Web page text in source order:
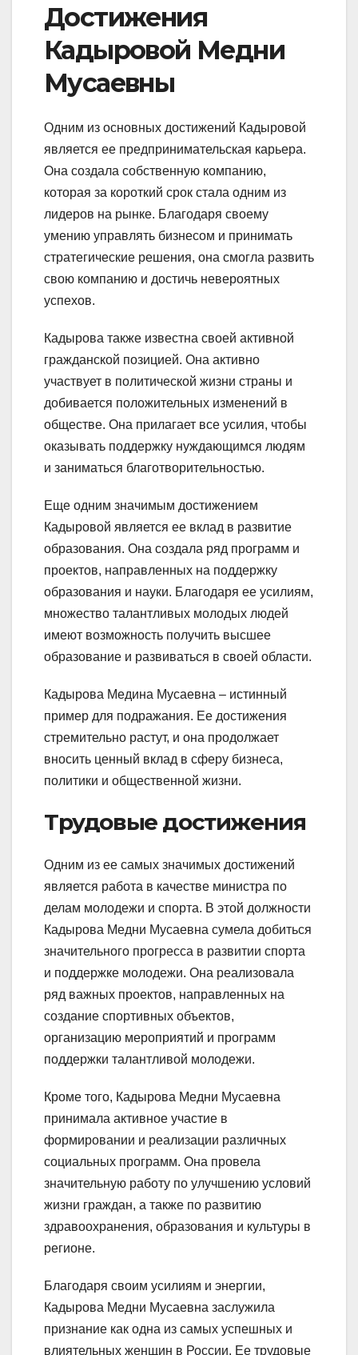
Достижения
Кадыровой Медни
Мусаевны
Одним из основных достижений Кадыровой
является ее предпринимательская карьера.
Она создала собственную компанию,
которая за короткий срок стала одним из
лидеров на рынке. Благодаря своему
умению управлять бизнесом и принимать
стратегические решения, она смогла развить
свою компанию и достичь невероятных
успехов.
Кадырова также известна своей активной
гражданской позицией. Она активно
участвует в политической жизни страны и
добивается положительных изменений в
обществе. Она прилагает все усилия, чтобы
оказывать поддержку нуждающимся людям
и заниматься благотворительностью.
Еще одним значимым достижением
Кадыровой является ее вклад в развитие
образования. Она создала ряд программ и
проектов, направленных на поддержку
образования и науки. Благодаря ее усилиям,
множество талантливых молодых людей
имеют возможность получить высшее
образование и развиваться в своей области.
Кадырова Медина Мусаевна – истинный
пример для подражания. Ее достижения
стремительно растут, и она продолжает
вносить ценный вклад в сферу бизнеса,
политики и общественной жизни.
Трудовые достижения
Одним из ее самых значимых достижений
является работа в качестве министра по
делам молодежи и спорта. В этой должности
Кадырова Медни Мусаевна сумела добиться
значительного прогресса в развитии спорта
и поддержке молодежи. Она реализовала
ряд важных проектов, направленных на
создание спортивных объектов,
организацию мероприятий и программ
поддержки талантливой молодежи.
Кроме того, Кадырова Медни Мусаевна
принимала активное участие в
формировании и реализации различных
социальных программ. Она провела
значительную работу по улучшению условий
жизни граждан, а также по развитию
здравоохранения, образования и культуры в
регионе.
Благодаря своим усилиям и энергии,
Кадырова Медни Мусаевна заслужила
признание как одна из самых успешных и
влиятельных женщин в России. Ее трудовые